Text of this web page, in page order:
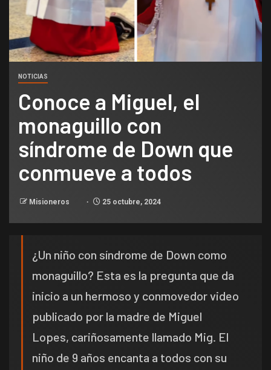
NOTICIAS
Conoce a Miguel, el
monaguillo con
síndrome de Down que
conmueve a todos
Misioneros 25 octubre, 2024
¿Un niño con síndrome de Down como
monaguillo? Esta es la pregunta que da
inicio a un hermoso y conmovedor video
publicado por la madre de Miguel
Lopes, cariñosamente llamado Mig. El
niño de 9 años encanta a todos con su